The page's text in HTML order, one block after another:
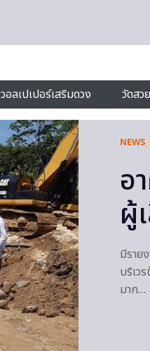
วอลเปเปอร์เสริมดวง วัดสวย
NEWS
อ
ผู้
มีราย
บริเว
มาก…